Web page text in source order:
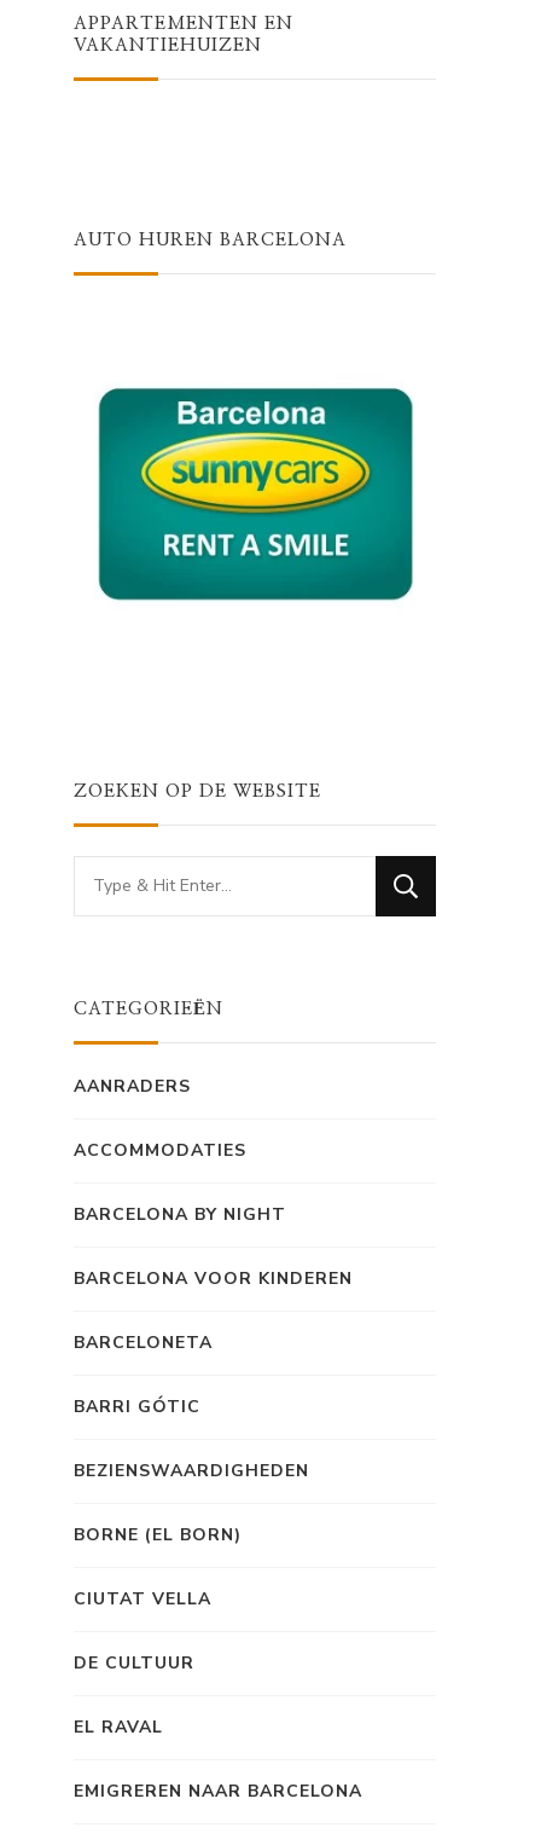
APPARTEMENTEN EN
VAKANTIEHUIZEN
AUTO HUREN BARCELONA
ZOEKEN OP DE WEBSITE
Looking
for
CATEGORIEËN
AANRADERS
ACCOMMODATIES
BARCELONA BY NIGHT
BARCELONA VOOR KINDEREN
BARCELONETA
BARRI GÓTIC
BEZIENSWAARDIGHEDEN
BORNE (EL BORN)
CIUTAT VELLA
DE CULTUUR
EL RAVAL
EMIGREREN NAAR BARCELONA